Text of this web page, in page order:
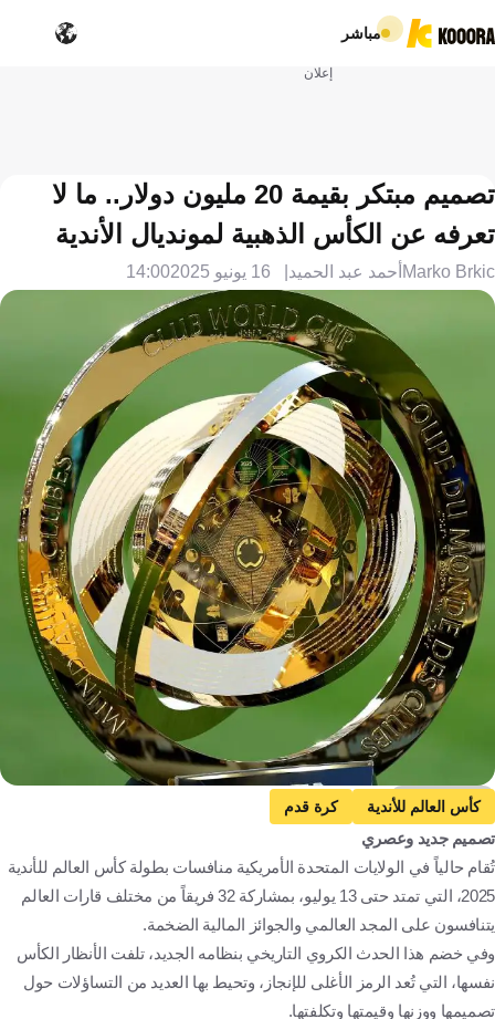
مباشر
إعلان
تصميم مبتكر بقيمة 20 مليون دولار.. ما لا
تعرفه عن الكأس الذهبية لمونديال الأندية
Marko Brkic أحمد عبد الحميد 16 يونيو 2025 14:00
Getty Images
كأس العالم للأندية كرة قدم
تصميم جديد وعصري
تُقام حالياً في الولايات المتحدة الأمريكية منافسات بطولة كأس العالم للأندية
2025، التي تمتد حتى 13 يوليو، بمشاركة 32 فريقاً من مختلف قارات العالم
يتنافسون على المجد العالمي والجوائز المالية الضخمة.
وفي خضم هذا الحدث الكروي التاريخي بنظامه الجديد، تلفت الأنظار الكأس
نفسها، التي تُعد الرمز الأغلى للإنجاز، وتحيط بها العديد من التساؤلات حول
تصميمها ووزنها وقيمتها وتكلفتها.